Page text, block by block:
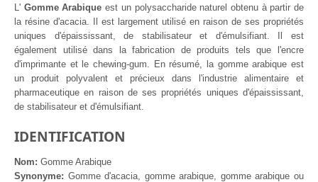
L' Gomme Arabique est un polysaccharide naturel obtenu à partir de
la résine d'acacia. Il est largement utilisé en raison de ses propriétés
uniques d'épaississant, de stabilisateur et d'émulsifiant. Il est
également utilisé dans la fabrication de produits tels que l'encre
d'imprimante et le chewing-gum. En résumé, la gomme arabique est
un produit polyvalent et précieux dans l'industrie alimentaire et
pharmaceutique en raison de ses propriétés uniques d'épaississant,
de stabilisateur et d'émulsifiant.
IDENTIFICATION
Nom: Gomme Arabique
Synonyme: Gomme d'acacia, gomme arabique, gomme arabique ou